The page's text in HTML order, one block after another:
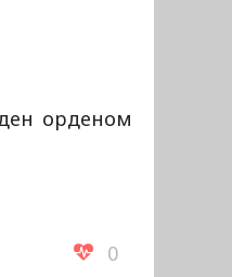
орденом
0